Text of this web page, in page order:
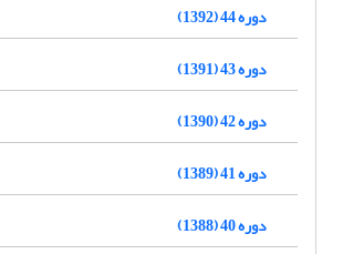
دوره 44 (1392)
دوره 43 (1391)
دوره 42 (1390)
دوره 41 (1389)
دوره 40 (1388)